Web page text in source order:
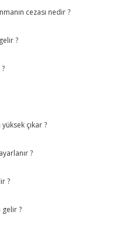
cezası nedir ?
?
çıkar ?
?
?
?